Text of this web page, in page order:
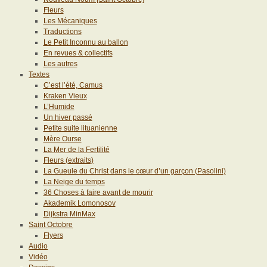
Fleurs
Les Mécaniques
Traductions
Le Petit Inconnu au ballon
En revues & collectifs
Les autres
Textes
C’est l’été, Camus
Kraken Vieux
L’Humide
Un hiver passé
Petite suite lituanienne
Mère Ourse
La Mer de la Fertilité
Fleurs (extraits)
La Gueule du Christ dans le cœur d’un garçon (Pasolini)
La Neige du temps
36 Choses à faire avant de mourir
Akademik Lomonosov
Dijkstra MinMax
Saint Octobre
Flyers
Audio
Vidéo